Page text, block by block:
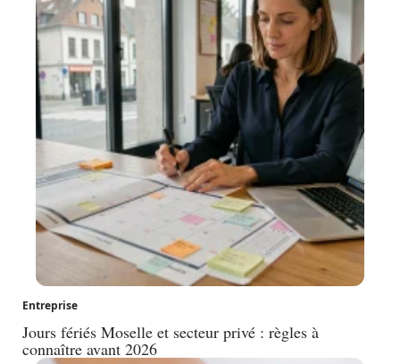
Entreprise
Jours fériés Moselle et secteur privé : règles à
connaître avant 2026